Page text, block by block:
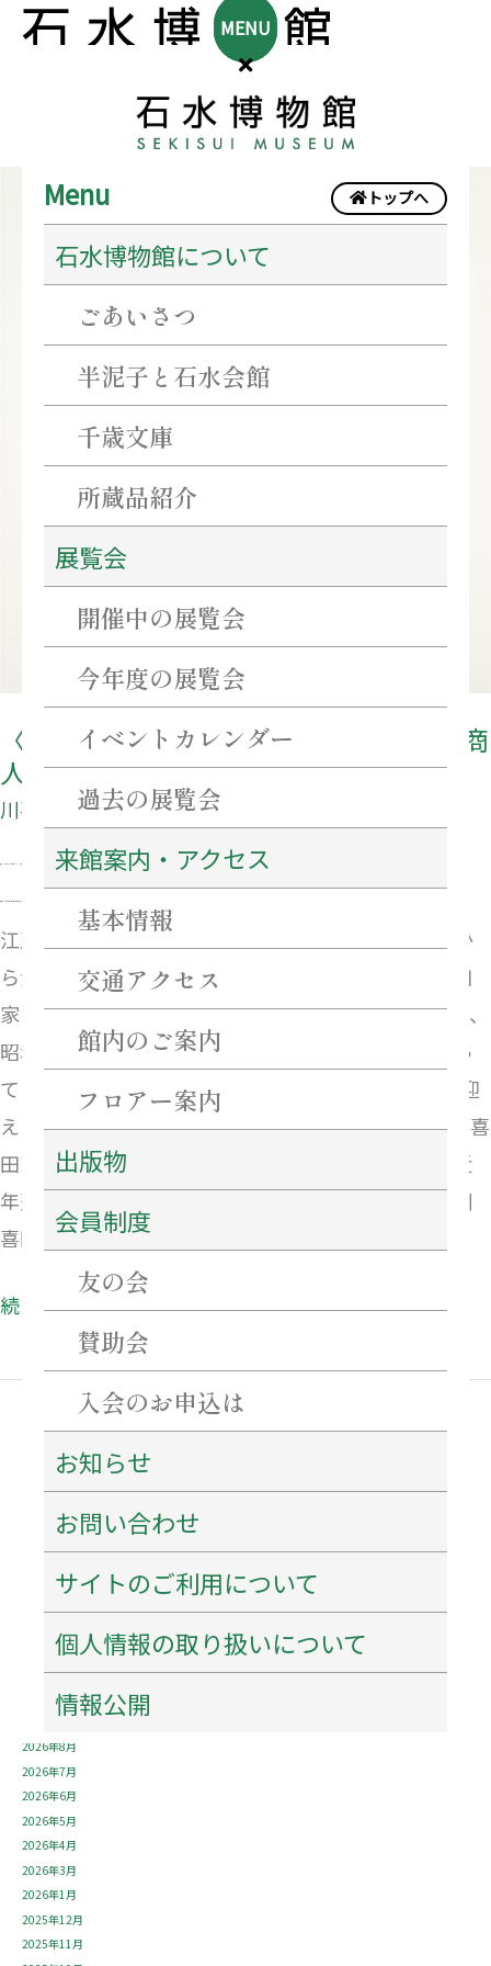
MENU
トップへ
Menu
石水博物館について
ごあいさつ
半泥子と石水会館
千歳文庫
所蔵品紹介
展覧会
開催中の展覧会
今年度の展覧会
イベントカレンダー
過去の展覧会
来館案内・アクセス
基本情報
交通アクセス
館内のご案内
フロアー案内
出版物
会員制度
友の会
賛助会
入会のお申込は
お知らせ
お問い合わせ
サイトのご利用について
個人情報の取り扱いについて
情報公開
〈川喜田家創業400年記念企画展〉伊勢商
人の商いと文化
川喜田家創業400年記念企画展
江戸時代、伊勢商人と呼ばれた豪商たちは、伊勢国か
ら江戸へ出て、繁栄を極めました。津が本拠の川喜田
家は、寛永3年（1626）から大伝馬町に江戸店を構え、
昭和初期まで「木綿太物（もめんふともの）」を扱っ
てきた木綿問屋で、令和8年（2026）に開業400年を迎
えます。本展では、豪商の家伝文書として貴重な「川喜
田家文書」に加え、文化人との交流を語る作品や、近
年整理が完了した貨幣コレクション等をご紹介し、川
喜田家の繫盛ぶりをお伝えします。
商
人
の
と
文
化
続きを読む »
最近の投稿
ネーミングライツ・パートナーを募集します！
特別企画「花押（サイン）を作ろう！書こう！」 開催のご案内
百五銀行✖石水博物館 「コーポレーションデー」を開催します！
アーカイブ
2026年8月
2026年7月
2026年6月
2026年5月
2026年4月
2026年3月
2026年1月
2025年12月
2025年11月